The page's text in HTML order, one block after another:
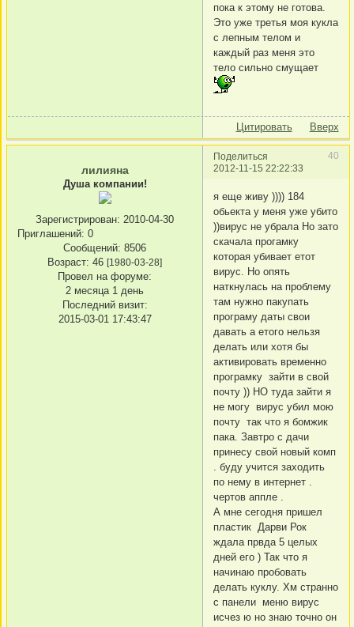
пока к этому не готова.
Это уже третья моя кукла
с лепным телом и
каждый раз меня это
тело сильно смущает
Цитировать Вверх
Поделиться
40
2012-11-15 22:22:33
лилияна
Душа компании!
Зарегистрирован: 2010-04-30
Приглашений: 0
Сообщений: 8506
Возраст: 46 [1980-03-28]
Провел на форуме:
2 месяца 1 день
Последний визит:
2015-03-01 17:43:47
я еще живу )))) 184
обьекта у меня уже убито
))вирус не убрала Но зато
скачала прогамку
которая убивает етот
вирус. Но опять
наткнулась на проблему
там нужно пакупать
програму даты свои
давать а етого нельзя
делать или хотя бы
активировать временно
програмку зайти в свой
почту )) НО туда зайти я
не могу вирус убил мою
почту так что я бомжик
пака. Завтро с дачи
принесу свой новый комп
. буду учится заходить
по нему в интернет .
чертов аппле .
А мне сегодня пришел
пластик Дарви Рок
ждала првда 5 целых
дней его ) Так что я
начинаю пробовать
делать куклу. Хм странно
с панели меню вирус
исчез ю но знаю точно он